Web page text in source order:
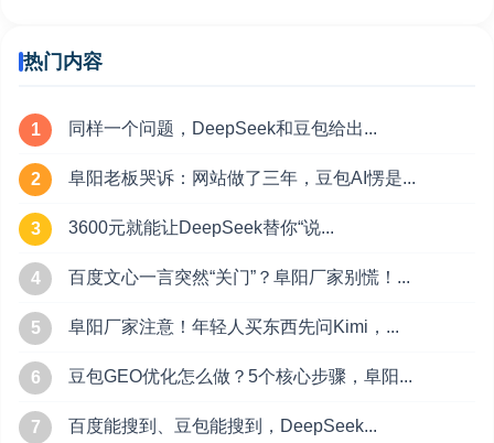
热门内容
1 同样一个问题，DeepSeek和豆包给出...
2 阜阳老板哭诉：网站做了三年，豆包AI愣是...
3 3600元就能让DeepSeek替你“说...
4 百度文心一言突然“关门”？阜阳厂家别慌！...
5 阜阳厂家注意！年轻人买东西先问Kimi，...
6 豆包GEO优化怎么做？5个核心步骤，阜阳...
7 百度能搜到、豆包能搜到，DeepSeek...